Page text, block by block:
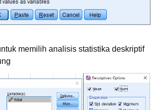
memilih analisis statistika deskriptif